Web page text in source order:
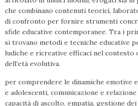
che combinano contenuti teorici,
di confronto per fornire strumenti
sfide educative contemporanee. Tra i
si trovano metodi e tecniche educative
ludiche e ricreative efficaci nel contesto
dell’età evolutiva.
per comprendere le dinamiche emotive
e adolescenti, comunicazione e
capacità di ascolto, empatia, gestione